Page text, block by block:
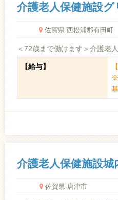
介護老人保健施設
佐賀県 西松浦郡有田町
＜72歳まで働けます＞介護老
【給与】
※
介護老人保健施設城
佐賀県 唐津市